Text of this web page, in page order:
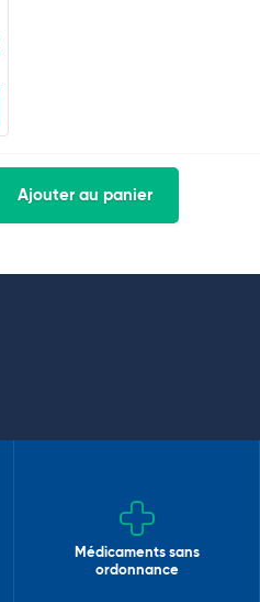
Ajouter au panier
Médicaments sans
ordonnance